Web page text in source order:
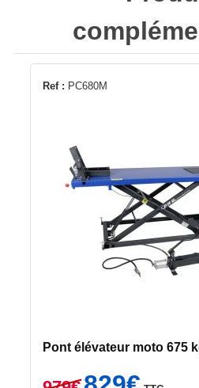
Ref : PC680M
Pont élévateur moto 675
Le